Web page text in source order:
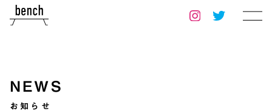
NEWS
お知らせ